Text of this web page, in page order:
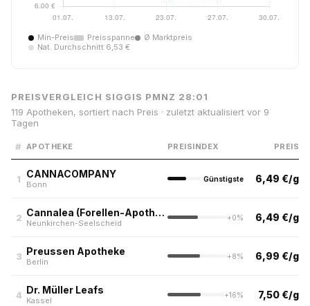
Min-Preis Preisspanne
Ø Marktpreis
Nat. Durchschnitt 6,53 €
PREISVERGLEICH SIGGIS PMNZ 28:01
119 Apotheken, sortiert nach Preis · zuletzt aktualisiert vor 9
Tagen
# APOTHEKE PREISINDEX PREIS
1 CANNACOMPANY
Bonn
Günstigste 6,49 €/g
2 Cannalea (Forellen-Apotheke, Neunkirchen-Seelscheid)
Neunkirchen-Seelscheid
+0% 6,49 €/g
3 Preussen Apotheke
Berlin
+8% 6,99 €/g
4 Dr. Müller Leafs
Kassel
+16% 7,50 €/g